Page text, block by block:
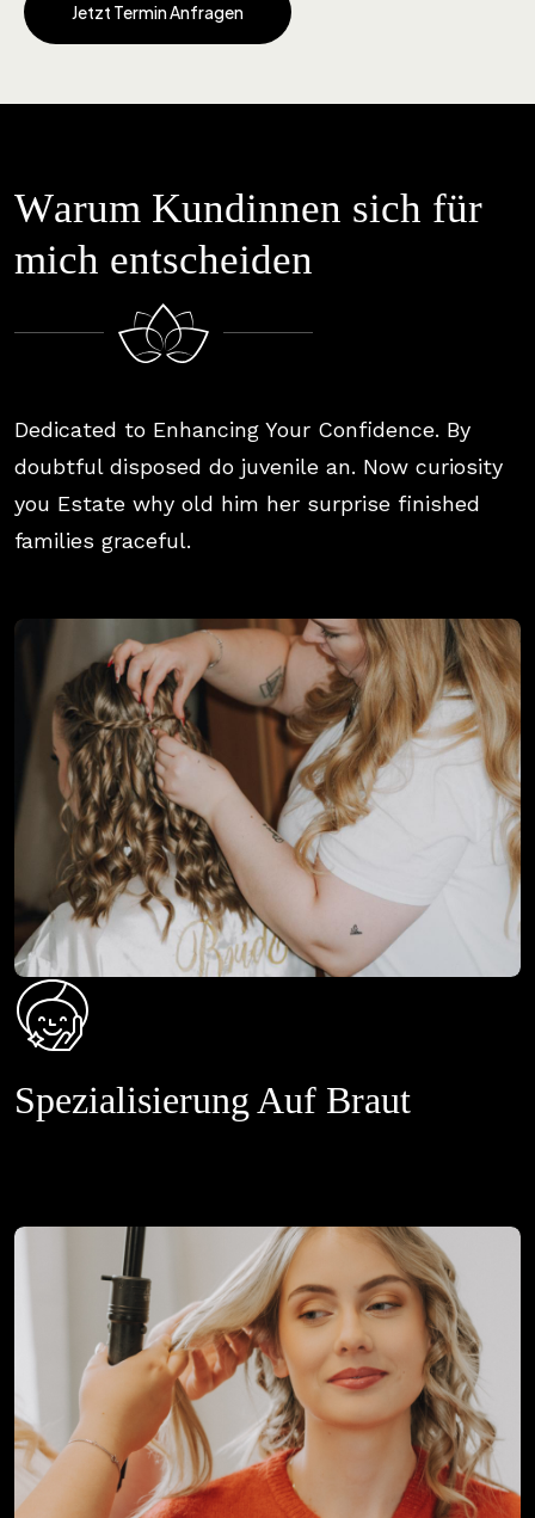
Jetzt Termin Anfragen
Warum Kundinnen sich für
mich entscheiden
Dedicated to Enhancing Your Confidence. By
doubtful disposed do juvenile an. Now curiosity
you Estate why old him her surprise finished
families graceful.
Spezialisierung Auf Braut